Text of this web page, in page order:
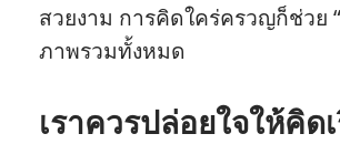
สวยงาม การคิดใคร่ครวญก็ช่วย
ภาพรวมทั้งหมด
เราควรปล่อยใจให้คิด